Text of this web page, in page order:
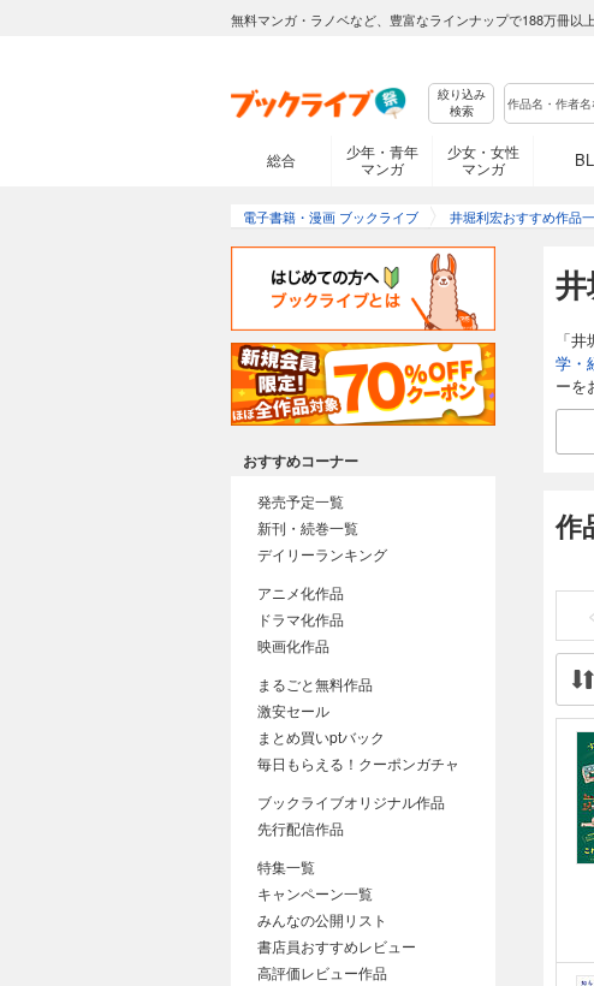
無料マンガ・ラノベなど、豊富なラインナップで188万冊以
絞り込み
検索
総合
少年・青年
マンガ
少女・女性
マンガ
BL
電子書籍・漫画 ブックライブ 井堀利宏おすすめ作品
「
学・
ーを
作
おすすめコーナー
発売予定一覧
新刊・続巻一覧
デイリーランキング
アニメ化作品
ドラマ化作品
映画化作品
まるごと無料作品
激安セール
まとめ買いptバック
毎日もらえる！クーポンガチャ
ブックライブオリジナル作品
先行配信作品
特集一覧
キャンペーン一覧
みんなの公開リスト
書店員おすすめレビュー
高評価レビュー作品